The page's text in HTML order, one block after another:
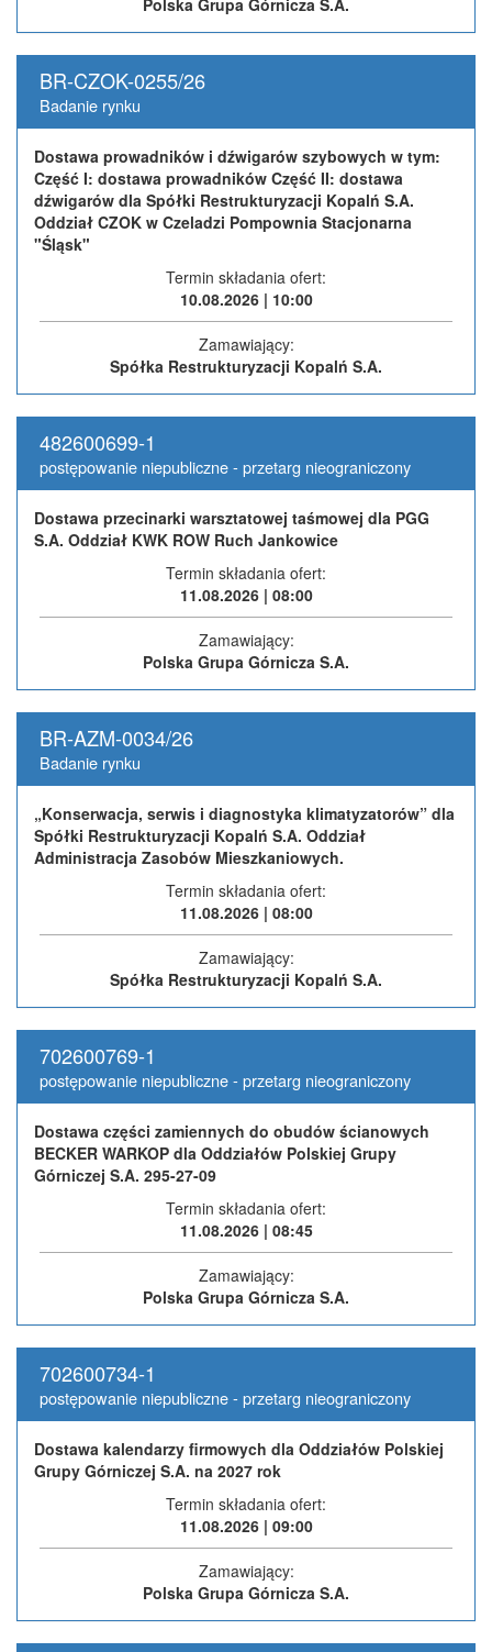
BR-CZOK-0255/26
Badanie rynku
Dostawa prowadników i dźwigarów szybowych w tym:
Część I: dostawa prowadników Część II: dostawa
dźwigarów dla Spółki Restrukturyzacji Kopalń S.A.
Oddział CZOK w Czeladzi Pompownia Stacjonarna
"Śląsk"
Termin składania ofert:
10.08.2026 | 10:00
Zamawiający:
Spółka Restrukturyzacji Kopalń S.A.
482600699-1
postępowanie niepubliczne - przetarg nieograniczony
Dostawa przecinarki warsztatowej taśmowej dla PGG
S.A. Oddział KWK ROW Ruch Jankowice
Termin składania ofert:
11.08.2026 | 08:00
Zamawiający:
Polska Grupa Górnicza S.A.
BR-AZM-0034/26
Badanie rynku
„Konserwacja, serwis i diagnostyka klimatyzatorów” dla
Spółki Restrukturyzacji Kopalń S.A. Oddział
Administracja Zasobów Mieszkaniowych.
Termin składania ofert:
11.08.2026 | 08:00
Zamawiający:
Spółka Restrukturyzacji Kopalń S.A.
702600769-1
postępowanie niepubliczne - przetarg nieograniczony
Dostawa części zamiennych do obudów ścianowych
BECKER WARKOP dla Oddziałów Polskiej Grupy
Górniczej S.A. 295-27-09
Termin składania ofert:
11.08.2026 | 08:45
Zamawiający:
Polska Grupa Górnicza S.A.
702600734-1
postępowanie niepubliczne - przetarg nieograniczony
Dostawa kalendarzy firmowych dla Oddziałów Polskiej
Grupy Górniczej S.A. na 2027 rok
Termin składania ofert:
11.08.2026 | 09:00
Zamawiający:
Polska Grupa Górnicza S.A.